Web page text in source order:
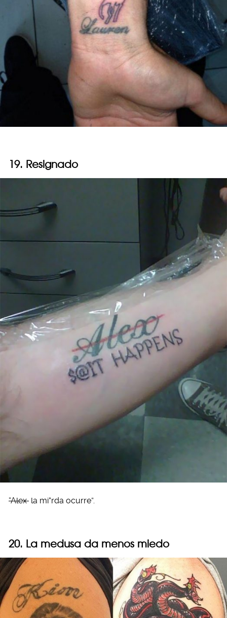
19. Resignado
“Alex la mi*rda ocurre”.
20. La medusa da menos miedo